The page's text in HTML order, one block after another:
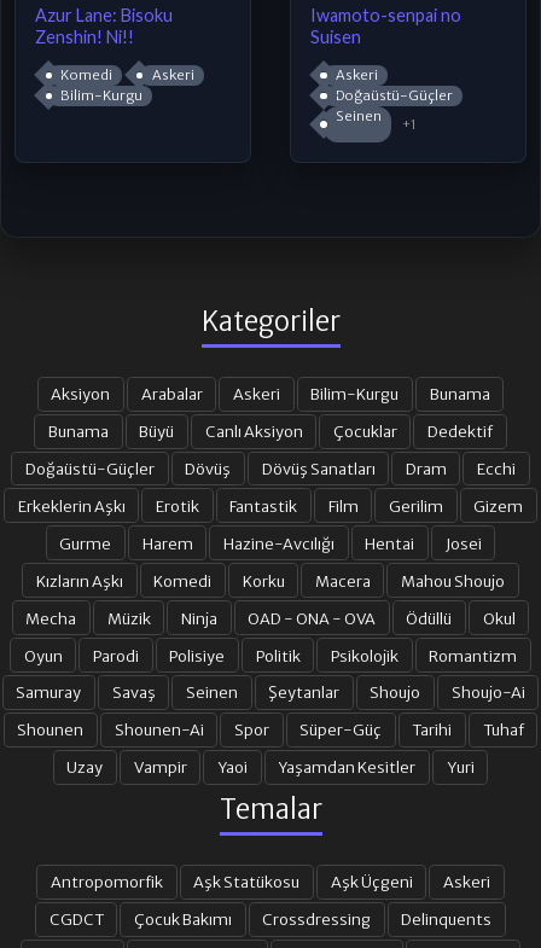
Azur Lane: Bisoku
Zenshin! Ni!!
Komedi
Askeri
Bilim-Kurgu
Iwamoto-senpai no
Suisen
Askeri
Doğaüstü-Güçler
Seinen
+1
Kategoriler
Aksiyon Arabalar Askeri Bilim-Kurgu
Bunama
Bunama
Büyü Canlı Aksiyon Çocuklar
Dedektif
Doğaüstü-Güçler
Dövüş Dövüş Sanatları Dram
Ecchi
Erkeklerin Aşkı
Erotik Fantastik Film Gerilim
Gizem
Gurme
Harem Hazine-Avcılığı Hentai
Josei
Kızların Aşkı
Komedi Korku Macera
Mahou Shoujo
Mecha
Müzik Ninja OAD - ONA - OVA Ödüllü
Okul
Oyun
Parodi Polisiye Politik Psikolojik
Romantizm
Samuray
Savaş Seinen Şeytanlar Shoujo
Shoujo-Ai
Shounen
Shounen-Ai Spor Süper-Güç Tarihi
Tuhaf
Uzay
Vampir Yaoi Yaşamdan Kesitler Yuri
Temalar
Antropomorfik Aşk Statükosu Aşk Üçgeni
Askeri
CGDCT
Çocuk Bakımı Crossdressing
Delinquents